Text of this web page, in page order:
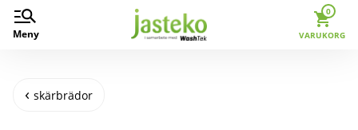
Meny
0
VARUKORG
skärbrädor